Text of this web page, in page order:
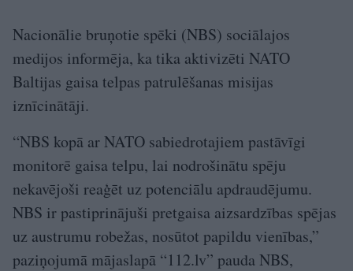
Nacionālie bruņotie spēki (NBS) sociālajos
medijos informēja, ka tika aktivizēti NATO
Baltijas gaisa telpas patrulēšanas misijas
iznīcinātāji.
“NBS kopā ar NATO sabiedrotajiem pastāvīgi
monitorē gaisa telpu, lai nodrošinātu spēju
nekavējoši reaģēt uz potenciālu apdraudējumu.
NBS ir pastiprinājuši pretgaisa aizsardzības spējas
uz austrumu robežas, nosūtot papildu vienības,”
paziņojumā mājaslapā “112.lv” pauda NBS,